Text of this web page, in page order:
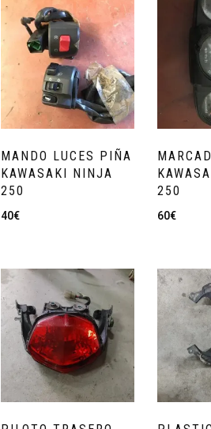
MANDO LUCES PIÑA
KAWASAKI NINJA
250
40€
250
60€